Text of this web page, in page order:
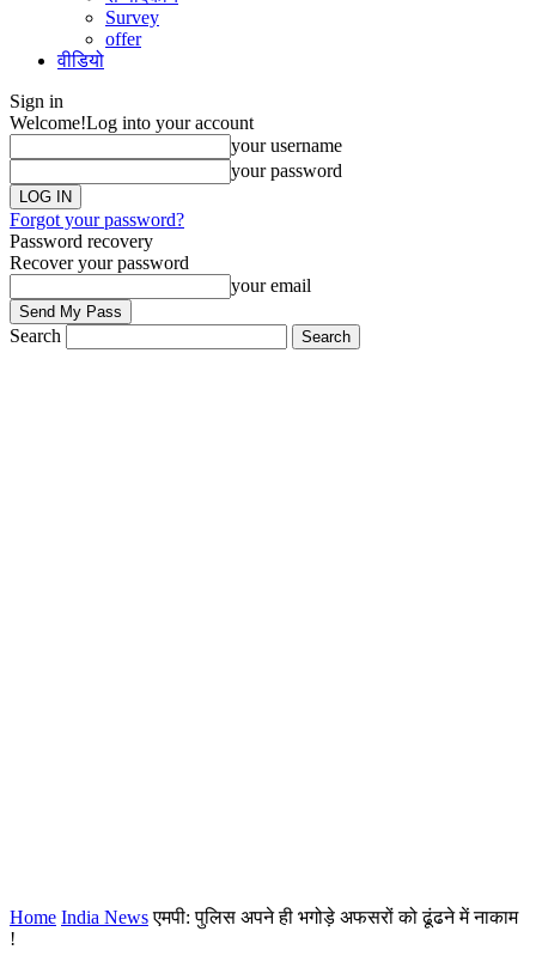
Survey
offer
वीडियो
Sign in
Welcome!Log into your account
your username
your password
Forgot your password?
Password recovery
Recover your password
your email
Search
Home India News एमपी: पुलिस अपने ही भगोड़े अफसरों को ढूंढने में नाकाम
!